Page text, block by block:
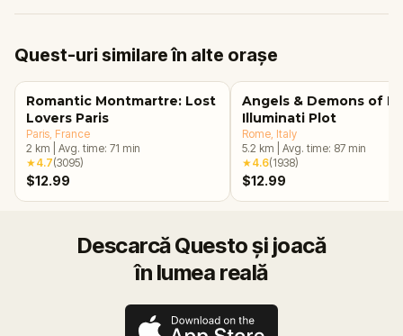
Quest-uri similare în alte orașe
Romantic Montmartre: Lost
Lovers Paris
Paris , France
2 km Avg. time: 71 min
★4.7(3095)
$12.99
Angels & Demons of
Illuminati Plot
Rome , Italy
5.2 km Avg. time: 87 min
★4.6(1938)
$12.99
Descarcă Questo și joacă
în lumea reală